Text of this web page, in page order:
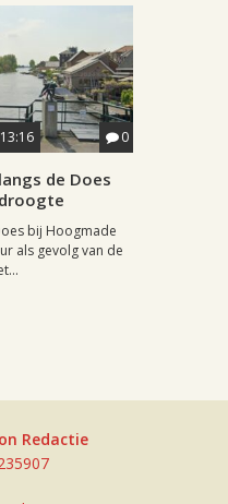
0
de Does
bij Hoogmade
als gevolg van de
Redactie